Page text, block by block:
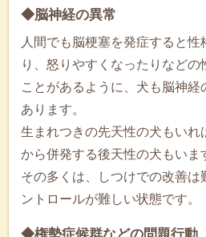
◆脳神経の異常
人間でも脳梗塞を発症すると性
り、怒りやすくなったりなどの
ことがあるように、犬も脳神
あります。
生まれつきの先天性の犬もいれ
から併発する後天性の犬もいま
その多くは、しつけでの改善は
ントロールが難しい状態です。
◆権勢症候群などの問題行動